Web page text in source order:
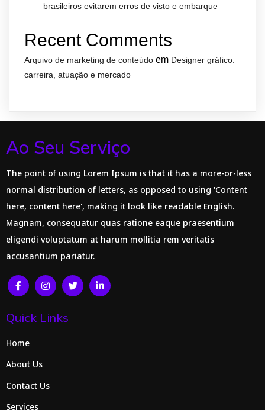
brasileiros evitarem erros de visto e embarque
Recent Comments
Arquivo de marketing de conteúdo em Designer gráfico:
carreira, atuação e mercado
Ao Seu Serviço
The point of using Lorem Ipsum is that it has a more-or-less
normal distribution of letters, as opposed to using 'Content
here, content here', making it look like readable English.
Magnam, consequatur quas ratione eaque praesentium
eligendi voluptatum at harum mollitia rem veritatis
accusantium pariatur.
Quick Links
Home
About Us
Contact Us
Services